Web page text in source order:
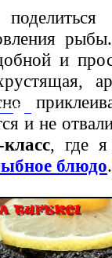
и
и не
, где я
блюдо.